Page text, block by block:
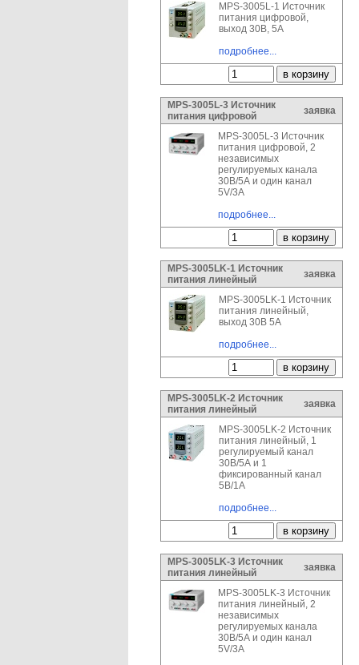
MPS-3005L-1 Источник
питания цифровой,
выход 30В, 5А
подробнее...
MPS-3005L-3 Источник
питания цифровой
заявка
MPS-3005L-3 Источник
питания цифровой, 2
независимых
регулируемых канала
30В/5А и один канал
5V/3A
подробнее...
MPS-3005LK-1 Источник
питания линейный
заявка
MPS-3005LK-1 Источник
питания линейный,
выход 30В 5А
подробнее...
MPS-3005LK-2 Источник
питания линейный
заявка
MPS-3005LK-2 Источник
питания линейный, 1
регулируемый канал
30В/5А и 1
фиксированный канал
5В/1А
подробнее...
MPS-3005LK-3 Источник
питания линейный
заявка
MPS-3005LK-3 Источник
питания линейный, 2
независимых
регулируемых канала
30В/5А и один канал
5V/3A